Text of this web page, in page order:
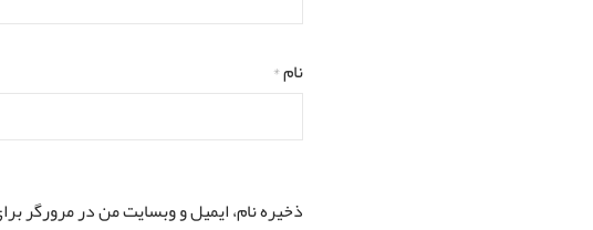
نام*
ذخیره نام، ایمیل و وبسایت من در مرورگر